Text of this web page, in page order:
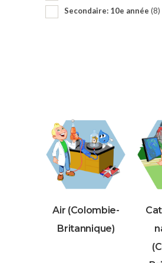
Secondaire: 10e année (8)
Air (Colombie-
Britannique)